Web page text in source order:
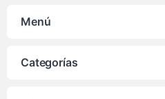
Menú
Categorías